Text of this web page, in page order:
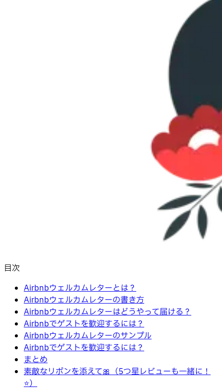
目次
Airbnbウェルカムレターとは？
Airbnbウェルカムレターの書き方
Airbnbウェルカムレターはどうやって届ける？
Airbnbでゲストを歓迎するには？
Airbnbウェルカムレターのサンプル
Airbnbでゲストを歓迎するには？
まとめ
素敵なリボンを添えて🎀（5つ星レビューも一緒に！
⭐️）